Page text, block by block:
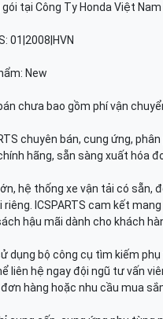
tại Công Ty Honda Việt Nam
01|2008|HVN
New
chưa bao gồm phí vận
chuyên bán, cung ứng,
hãng, sẵn sàng xuất hóa
hệ thống xe vận tải có sẵn,
riêng. ICSPARTS cam kết
hậu mãi dành cho khách
dụng bộ công cụ tìm kiếm
liên hệ ngay đội ngũ tư vấn
hàng hoặc nhu cầu mua